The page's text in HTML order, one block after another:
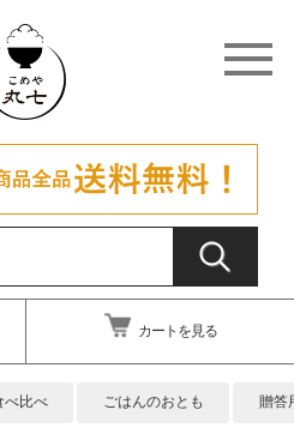
カートを見る
べ比べ ごはんのおとも 贈答